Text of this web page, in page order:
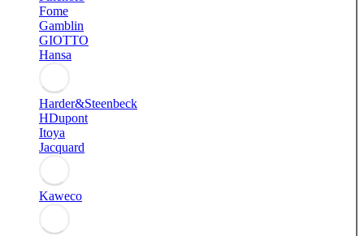
Fome
Gamblin
GIOTTO
Hansa
Harder&Steenbeck
HDupont
Itoya
Jacquard
Kaweco